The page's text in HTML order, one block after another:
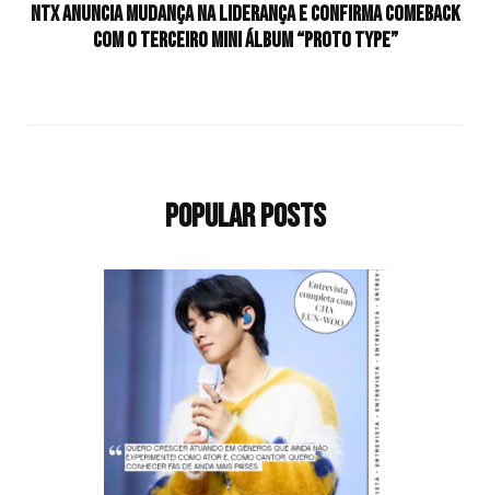
NTX anuncia mudança na liderança e confirma comeback
com o terceiro mini álbum “PROTO TYPE”
Popular Posts